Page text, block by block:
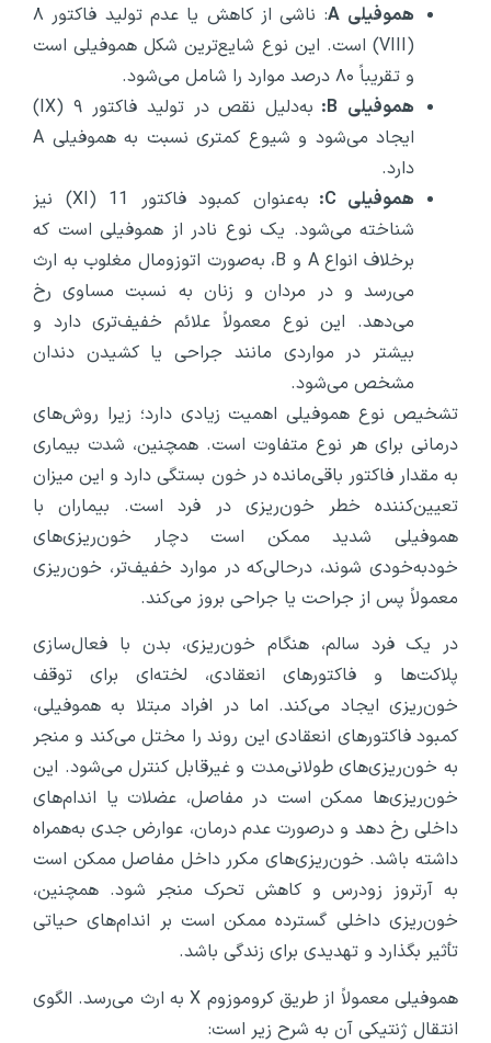
هموفیلی A
: ناشی از کاهش یا عدم تولید فاکتور ۸
(VIII) است. این نوع شایع‌ترین شکل هموفیلی است
و تقریباً ۸۰ درصد موارد را شامل می‌شود.
هموفیلی B
:
به‌دلیل نقص در تولید فاکتور ۹ (IX)
ایجاد می‌شود و شیوع کمتری نسبت به هموفیلی A
دارد.
هموفیلی C
:
به‌عنوان کمبود فاکتور 11 (XI) نیز
شناخته می‌شود. یک نوع نادر از هموفیلی است که
برخلاف انواع A و B، به‌صورت اتوزومال مغلوب به ارث
می‌رسد و در مردان و زنان به نسبت مساوی رخ
می‌دهد. این نوع معمولاً علائم خفیف‌تری دارد و
بیشتر در مواردی مانند جراحی یا کشیدن دندان
مشخص می‌شود.
تشخیص نوع هموفیلی اهمیت زیادی دارد؛ زیرا روش‌های
درمانی برای هر نوع متفاوت است. همچنین، شدت بیماری
به مقدار فاکتور باقی‌مانده در خون بستگی دارد و این میزان
تعیین‌کننده‌ خطر خون‌ریزی در فرد است. بیماران با
هموفیلی شدید ممکن است دچار خون‌ریزی‌های
خودبه‌خودی شوند، درحالی‌که در موارد خفیف‌تر، خون‌ریزی
معمولاً پس از جراحت یا جراحی بروز می‌کند.
در یک فرد سالم، هنگام خون‌ریزی، بدن با فعال‌سازی
پلاکت‌ها و فاکتورهای انعقادی، لخته‌ای برای توقف
خون‌ریزی ایجاد می‌کند. اما در افراد مبتلا به هموفیلی،
کمبود فاکتورهای انعقادی این روند را مختل می‌کند و منجر
به خون‌ریزی‌های طولانی‌مدت و غیرقابل ‌کنترل می‌شود. این
خون‌ریزی‌ها ممکن است در مفاصل، عضلات یا اندام‌های
داخلی رخ دهد و درصورت عدم درمان، عوارض جدی به‌همراه
داشته باشد. خون‌ریزی‌های مکرر داخل مفاصل ممکن است
به آرتروز زودرس و کاهش تحرک منجر شود. همچنین،
خون‌ریزی داخلی گسترده ممکن است بر اندام‌های حیاتی
تأثیر بگذارد و تهدیدی برای زندگی باشد.
هموفیلی معمولاً از طریق کروموزوم X به ارث می‌رسد. الگوی
انتقال ژنتیکی آن به شرح زیر است: